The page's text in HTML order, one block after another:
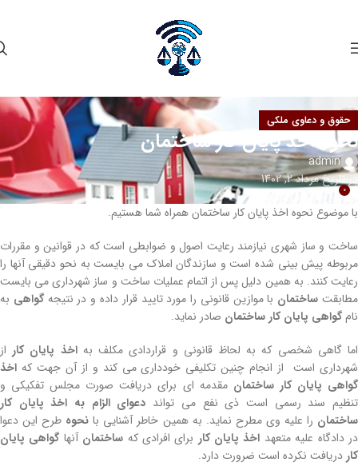
حقوق و دعاوی ملکی
نحوه اخذ پایان کار ساختمان
admin
در تاریخ مرداد 2, 1402
0
با موضوع نحوه اخذ پایان کار ساختمان همراه شما هستیم.
ساخت و ساز شهری نیازمند رعایت اصول و ضوابطی است که در قوانین و مقررات
مربوطه پیش بینی شده است و سازندگان املاک می بایست به نحو دقیقی آنها را
رعایت کنند. به همین دلیل پس از اتمام عملیات ساخت و ساز شهرداری می بایست
مطابقت ساختمان با موازین قانونی را مورد تایید قرار داده و در نتیجهگواهی به
نامگواهی پایان کار ساختمان صادر نماید.
اما گاهی شخصی که به لحاظ قانونی و قراردادی مکلف به اخذ پایان کار از
شهرداری است از انجام چنین تکلیفی خودداری می کند و از آن جهت که اخذ
گواهی پایان کار ساختمان مقدمه ای برای دریافت صورت مجلس تفکیکی و
تنظیم سند رسمی است ذی نفع می تواند دعوای الزام به اخذ پایان کار
ساختمان را علیه وی مطرح نماید. به همین خاطر آشنایی با نحوه طرح این دعوا
در دادگاه علیه متعهد اخذ پایان کار برای افرادی که ساختمان آنها گواهی پایان
کار دریافت نکرده است ضرورت دارد.